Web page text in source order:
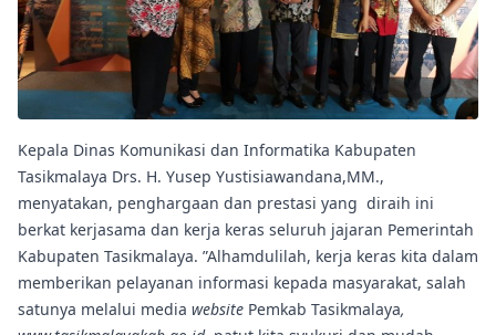
Kepala Dinas Komunikasi dan Informatika Kabupaten
Tasikmalaya Drs. H. Yusep Yustisiawandana,MM.,
menyatakan, penghargaan dan prestasi yang diraih ini
berkat kerjasama dan kerja keras seluruh jajaran Pemerintah
Kabupaten Tasikmalaya. ”Alhamdulilah, kerja keras kita dalam
memberikan pelayanan informasi kepada masyarakat, salah
satunya melalui media website Pemkab Tasikmalaya,